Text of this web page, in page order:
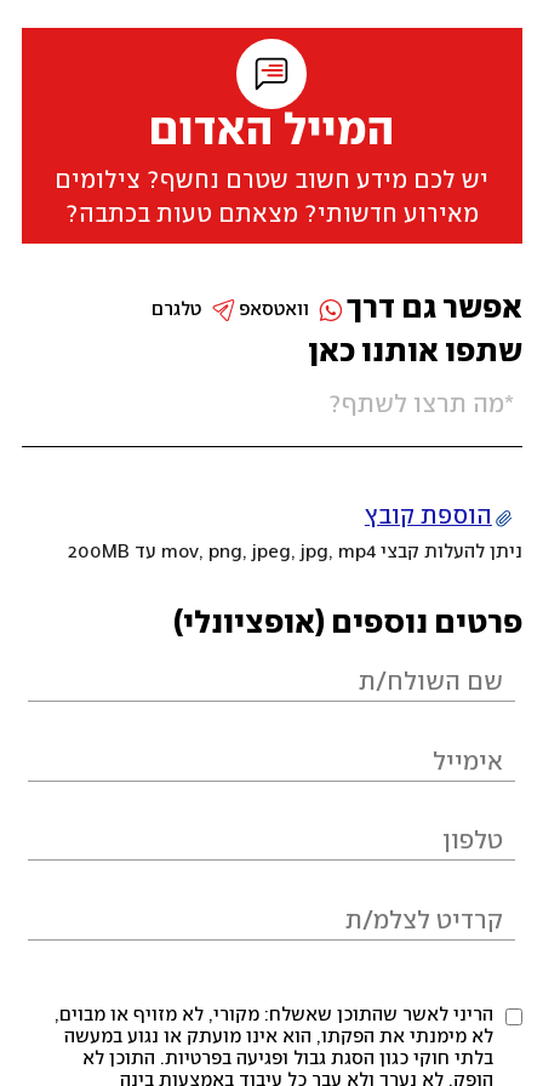
המייל האדום
יש לכם מידע חשוב שטרם נחשף? צילומים
מאירוע חדשותי? מצאתם טעות בכתבה?
שתפו אותנו כאן
הוספת קובץ
ניתן להעלות קבצי mov, png, jpeg, jpg, mp4 עד 200MB
פרטים נוספים (אופציונלי)
הריני לאשר שהתוכן שאשלח: מקורי, לא מזויף או מבוים,
לא מימנתי את הפקתו, הוא אינו מועתק או נגוע במעשה
בלתי חוקי כגון הסגת גבול ופגיעה בפרטיות. התוכן לא
הופק, לא נערך ולא עבר כל עיבוד באמצעות בינה
אפשר גם דרך טלגרם וואטסאפ